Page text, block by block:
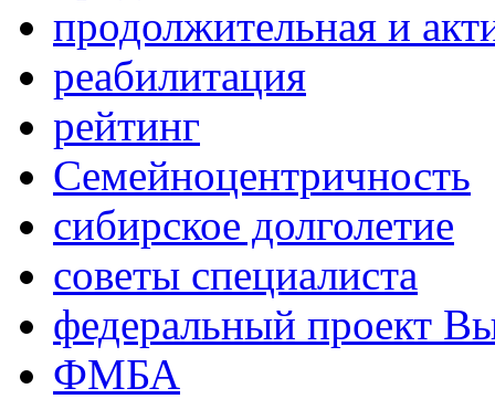
продолжительная и
реабилитация
рейтинг
Семейноцентричность
сибирское долголетие
советы специалиста
федеральный проект
ФМБА